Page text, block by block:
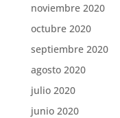
noviembre 2020
octubre 2020
septiembre 2020
agosto 2020
julio 2020
junio 2020